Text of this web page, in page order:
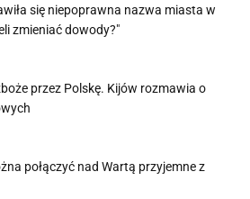
się niepoprawna nazwa miasta w
zmieniać dowody?"
przez Polskę. Kijów rozmawia o
połączyć nad Wartą przyjemne z